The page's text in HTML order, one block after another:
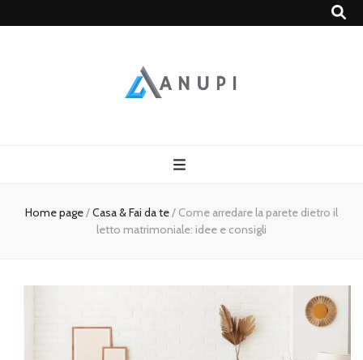
Home page/Casa & Fai da te/ Come arredare la parete dietro il
letto matrimoniale: idee e consigli